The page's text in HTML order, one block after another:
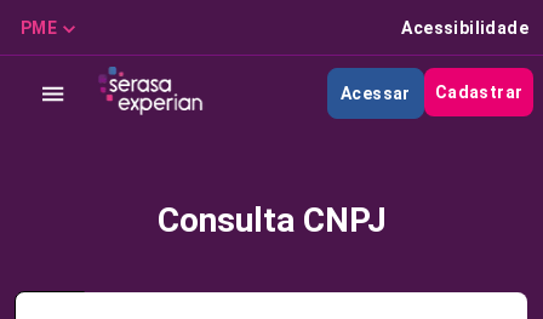
PME Acessibilidade
Acessar Cadastrar
Consulta CNPJ